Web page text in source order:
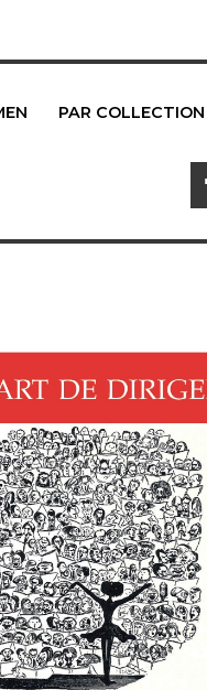
PAR COLLECTION